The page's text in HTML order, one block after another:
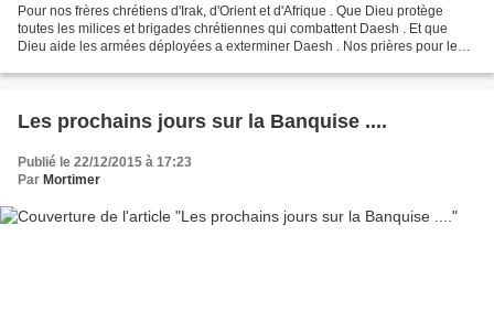
Pour nos frères chrétiens d'Irak, d'Orient et d'Afrique . Que Dieu protège
toutes les milices et brigades chrétiennes qui combattent Daesh . Et que
Dieu aide les armées déployées a exterminer Daesh . Nos prières pour le
Les prochains jours sur la Banquise ....
Publié le 22/12/2015 à 17:23
Par Mortimer